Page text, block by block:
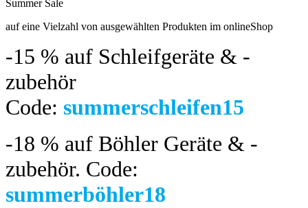
Summer Sale
auf eine Vielzahl von ausgewählten Produkten im onlineShop
-15 % auf Schleifgeräte & -
zubehör
Code: summerschleifen15
-18 % auf Böhler Geräte & -
zubehör. Code:
summerböhler18